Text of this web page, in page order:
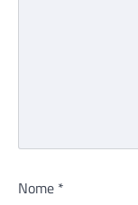
Nome *